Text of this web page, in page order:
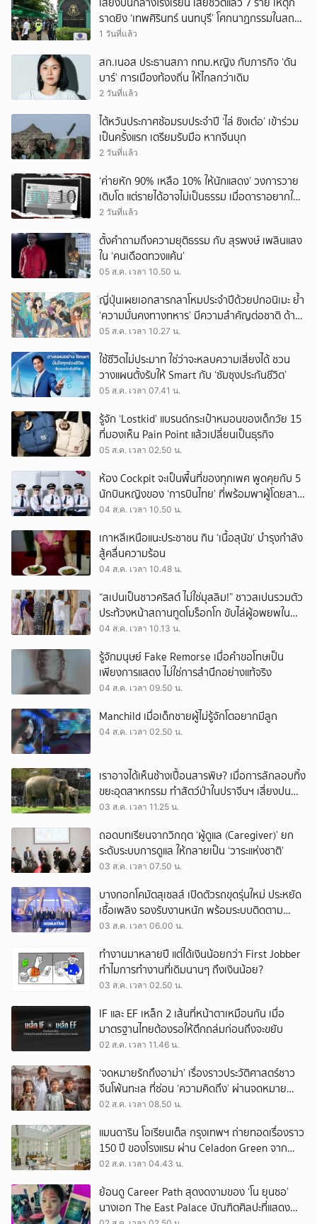
ราดยิง ‘เทพศิรินทร์ นนทบุรี’ โศกนาฏกรรมในสถาน
ศึกษา ครั้งที่ 2 ในรอบปี
1 วันที่แล้ว
สก.เนอส ประธานสภา กทม.หญิง กับภารกิจ ‘ดัน
บาร์’ การเมืองท้องถิ่น ให้ไกลกว่าเดิม
2 วันที่แล้ว
ไต้หวันประกาศซ้อมรบประจำปี ‘ไล่ ชิงเต๋อ’ เข้าร่วม
เป็นครั้งแรก เตรียมรับมือ หากจีนบุก
2 วันที่แล้ว
‘ค่ายหัก 90% เหลือ 10% ให้นักแสดง’ วงการวาย
เติบโต แต่รายได้อาจไม่เป็นธรรม เมื่อดาราอยากให้มี
‘สัญญามาตรฐาน’
2 วันที่แล้ว
ตั้งคำถามถึงความยุติธรรม กับ สุรพงษ์ เพลินแสง
ใน ‘คนเดือดทวงแค้น’
05 ส.ค. เวลา 10.50 น.
ญี่ปุ่นเผยเอกสารกลาโหมประจำปีด้วยปกอนิเมะ ย้ำ
‘ความมั่นคงทางทหาร’ มีความสำคัญต่อชาติ ด้าน
จีนเตือน ขออย่าซ้ำรอยประวัติศาสตร์
05 ส.ค. เวลา 10.27 น.
ใช้ชีวิตไม่ประมาท ใช่ว่าจะหลบความเสี่ยงได้ ชวน
วางแผนตั้งรับให้ Smart กับ ‘ซัมซุงประกันชีวิต’
05 ส.ค. เวลา 07.41 น.
รู้จัก ‘Lostkid’ แบรนด์กระเป๋าหมอนของเด็กวัย 15
ที่มองเห็น Pain Point แล้วเปลี่ยนเป็นธุรกิจ
05 ส.ค. เวลา 02.50 น.
ห้อง Cockpit จะเป็นพื้นที่ของทุกเพศ พูดคุยกับ 5
นักบินหญิงของ ‘การบินไทย’ ที่พร้อมพาผู้โดยสาร
บินไปทั่วโลก
04 ส.ค. เวลา 10.50 น.
เกาหลีเหนือแนะประชาชน กิน ‘เนื้อสุนัข’ บำรุงกำลัง
สู้คลื่นความร้อน
04 ส.ค. เวลา 10.48 น.
“สเปนเป็นชาวคริสต์ ไม่ใช่มุสลิม!” ชาวสเปนรวมตัว
ประท้วงหน้าสถานทูตโมร็อกโก ขับไล่ผู้อพยพใน
เมืองเซวตาออกนอกประเทศ
04 ส.ค. เวลา 10.13 น.
รู้จักมนุษย์ Fake Remorse เมื่อคำขอโทษเป็น
เพียงการแสดง ไม่ใช่การสำนึกอย่างแท้จริง
04 ส.ค. เวลา 09.50 น.
Manchild เมื่อเด็กชายผู้ไม่รู้จักโตอยากมีลูก
04 ส.ค. เวลา 02.50 น.
เราอาจได้เห็นช้างเปื้อนสารพิษ? เมื่อการลักลอบทิ้ง
ขยะอุตสาหกรรม ทำสัตว์ป่าในปราจีนฯ เสี่ยงปน
เปื้อน
03 ส.ค. เวลา 11.25 น.
ถอดบทเรียนจากวิกฤต ‘ผู้ดูแล (Caregiver)’ ยก
ระดับระบบการดูแล ให้กลายเป็น ‘วาระแห่งชาติ’
03 ส.ค. เวลา 07.50 น.
บางกอกโคมัตสุเซลส์ เปิดตัวรถขุดรุ่นใหม่ ประหยัด
เชื้อเพลิง รองรับงานหนัก พร้อมระบบติดตาม
เครื่องจักรผ่านดาวเทียม
03 ส.ค. เวลา 06.00 น.
ทำงานมาหลายปี แต่ได้เงินน้อยกว่า First Jobber
ทำไมการทำงานที่เดิมนานๆ ถึงเงินน้อย?
03 ส.ค. เวลา 02.50 น.
IF และ EF เหล็ก 2 เส้นที่หน้าตาเหมือนกัน เมื่อ
มาตรฐานไทยต้องรอให้ตึกถล่มก่อนถึงจะขยับ
02 ส.ค. เวลา 11.46 น.
‘จดหมายรักถึงอาม่า’ เรื่องราวประวัติศาสตร์ชาว
จีนโพ้นทะเล ที่ซ่อน ‘ความคิดถึง’ ผ่านจดหมาย
‘โพยก๊วน’
02 ส.ค. เวลา 08.50 น.
แมนดาริน โอเรียนเต็ล กรุงเทพฯ ถ่ายทอดเรื่องราว
150 ปี ของโรงแรม ผ่าน Celadon Green จาก
เครื่องศิลาดล
02 ส.ค. เวลา 04.43 น.
ย้อนดู Career Path สุดงดงามของ ‘โน ยุนซอ’
นางเอก The East Palace บัณฑิตศิลปะที่แสดง